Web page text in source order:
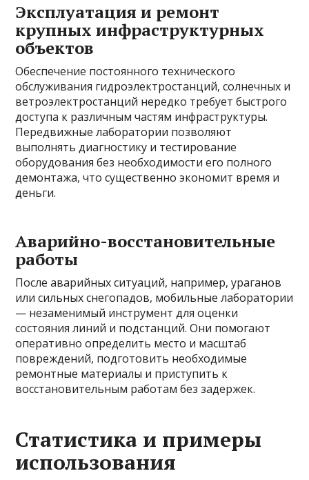
Эксплуатация и ремонт
крупных инфраструктурных
объектов
Обеспечение постоянного технического
обслуживания гидроэлектростанций, солнечных и
ветроэлектростанций нередко требует быстрого
доступа к различным частям инфраструктуры.
Передвижные лаборатории позволяют
выполнять диагностику и тестирование
оборудования без необходимости его полного
демонтажа, что существенно экономит время и
деньги.
Аварийно-восстановительные
работы
После аварийных ситуаций, например, ураганов
или сильных снегопадов, мобильные лаборатории
— незаменимый инструмент для оценки
состояния линий и подстанций. Они помогают
оперативно определить место и масштаб
повреждений, подготовить необходимые
ремонтные материалы и приступить к
восстановительным работам без задержек.
Статистика и примеры
использования